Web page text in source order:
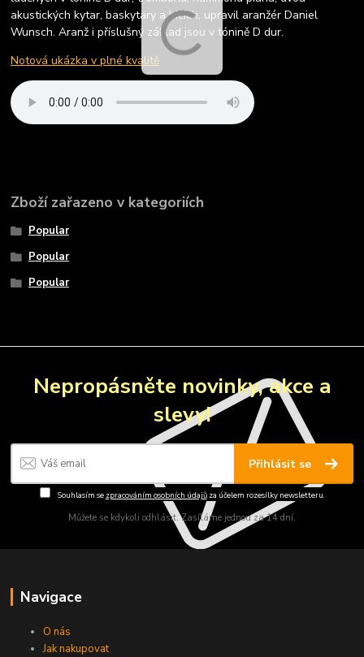
akustických kytar, baskytary a bicích, upravil aranžér Daniel
Wunsch. Aranž i příslušný základ jsou v tónině D dur.
Notová ukázka v plné kvalitě
Zboží zařazeno v kategoriích
Popular
Popular
Popular
Nepropásněte novinky, akce a
slevy!
Přihlásit se
Souhlasím se zpracováním osobních údajůza účelem rozesílky newsletteru.
Můžete se kdykoli odhlásit. Zasíláme jednou za 14 dní.
Navigace
O nás
Jak nakupovat